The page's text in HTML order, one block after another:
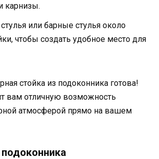
карнизы.
или барные стулья около
чтобы создать удобное место для
стойка из подоконника готова!
вам отличную возможность
атмосферой прямо на вашем